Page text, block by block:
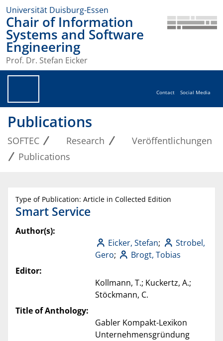
Universität Duisburg-Essen
Chair of Information
Systems and Software
Engineering
Prof. Dr. Stefan Eicker
Contact Social Media
Publications
SOFTEC Research
Veröffentlichungen
Publications
Type of Publication: Article in Collected Edition
Smart Service
Author(s):
Eicker, Stefan;
Strobel,
Gero;
Brogt, Tobias
Editor:
Kollmann, T.; Kuckertz, A.;
Stöckmann, C.
Title of Anthology:
Gabler Kompakt-Lexikon
Unternehmensgründung